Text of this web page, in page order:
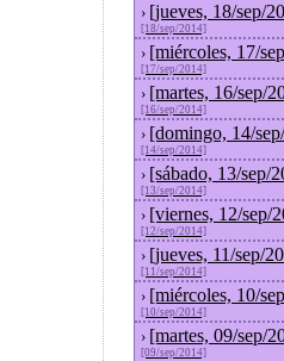
› [jueves, 18/sep/
[18/sep/2014]
› [miércoles, 17/
[17/sep/2014]
› [martes, 16/sep/
[16/sep/2014]
› [domingo, 14/
[14/sep/2014]
› [sábado, 13/sep/
[13/sep/2014]
› [viernes, 12/sep/
[12/sep/2014]
› [jueves, 11/sep/
[11/sep/2014]
› [miércoles, 10/
[10/sep/2014]
› [martes, 09/sep/
[09/sep/2014]